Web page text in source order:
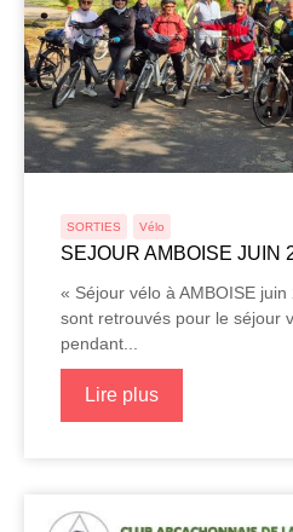
SORTIES Vélo
SEJOUR AMBOISE JUIN
« Séjour vélo à AMBOISE
sont retrouvés pour le séjour
pendant...
Lire plus